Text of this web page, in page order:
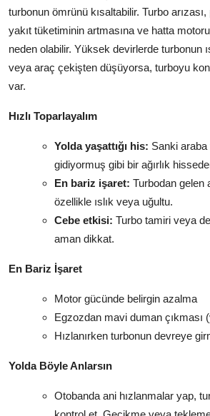
turbonun ömrünü kısaltabilir. Turbo
yakıt tüketiminin artmasına ve hatta
neden olabilir. Yüksek devirlerde turbonun
veya araç çekişten düşüyorsa, turboyu
var.
Hızlı Toparlayalım
Yolda yaşattığı his: Sanki araba
gidiyormuş gibi bir ağırlık
En bariz işaret: Turbodan gelen
özellikle ıslık veya uğultu.
Cebe etkisi: Turbo tamiri veya
aman dikkat.
En Bariz İşaret
Motor gücünde belirgin azalma
Egzozdan mavi duman çıkması
Hızlanırken turbonun devreye
Yolda Böyle Anlarsın
Otobanda ani hızlanmalar yap,